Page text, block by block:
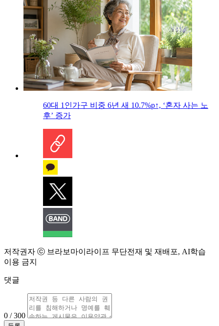
60대 1인가구 비중 6년 새 10.7%p↑, ‘혼자 사는 노
후’ 증가
저작권자 ⓒ 브라보마이라이프 무단전재 및 재배포, AI학습
이용 금지
댓글
0 / 300